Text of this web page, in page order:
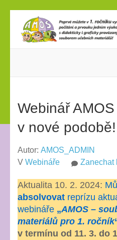
Přeskočit
obsahAMOS
Webinář
v nové podobě!
Autor: AMOS_ADMIN
V Webináře Zanechat
Aktualita 10. 2. 2024:
absolvovat reprízu
webináře „AMOS –
materiálů pro 1. ročník
v termínu od 11. 3. do